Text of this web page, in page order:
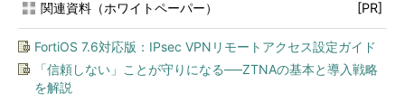
関連資料（ホワイトペーパー） [PR]
FortiOS 7.6対応版：IPsec VPNリモートアクセス設定ガイド
「信頼しない」ことが守りになる──ZTNAの基本と導入戦略
を解説